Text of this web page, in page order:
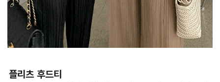
플리츠 후드티